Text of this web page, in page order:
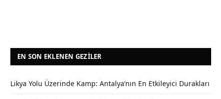
EN SON EKLENEN GEZILER
Likya Yolu Üzerinde Kamp: Antalya’nın En Etkileyici Durakları